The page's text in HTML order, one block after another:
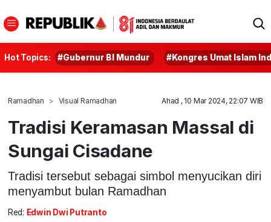
Hot Topics: #Gubernur BI Mundur #Kongres Umat Islam
Ramadhan Visual Ramadhan Ahad , 10 Mar 2024, 22:07 WIB
Tradisi Keramasan Massal di
Sungai Cisadane
Tradisi tersebut sebagai simbol menyucikan diri
menyambut bulan Ramadhan
Red: Edwin Dwi Putranto